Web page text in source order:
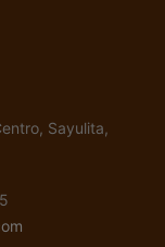
Sayulita,